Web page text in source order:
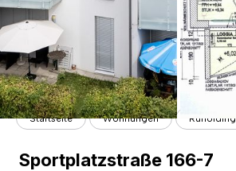
Startseite Wohnungen Ruholding
Sportplatzstraße 166-7